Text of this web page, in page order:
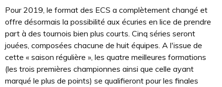
Pour 2019, le format des ECS a complètement changé et
offre désormais la possibilité aux écuries en lice de prendre
part à des tournois bien plus courts. Cinq séries seront
jouées, composées chacune de huit équipes. A l'issue de
cette « saison régulière », les quatre meilleures formations
(les trois premières championnes ainsi que celle ayant
marqué le plus de points) se qualifieront pour les finales